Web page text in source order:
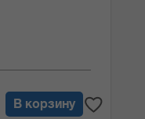
В корзину